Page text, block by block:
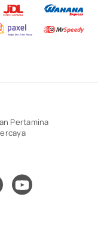
Pertamina